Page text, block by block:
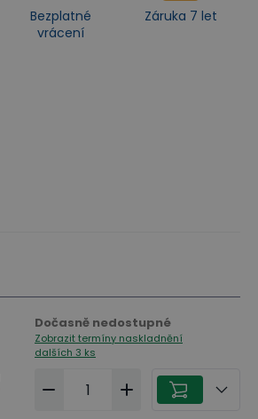
Bezplatné
vrácení
Záruka 7 let
Dočasně nedostupné
Zobrazit termíny naskladnění
dalších 3 ks